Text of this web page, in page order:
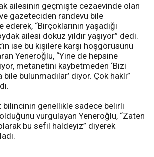
ailesinin geçmişte cezaevinde olan
gazeteciden randevu bile
ederek, “Birçoklarının yaşadığı
ailesi dokuz yıldır yaşıyor” dedi.
ise bu kişilere karşı hoşgörüsünü
Yeneroğlu, “Yine de hepsine
metanetini kaybetmeden ‘Bizi
bulunmadılar’ diyor. Çok haklı”
bilincinin genellikle sadece belirli
olduğunu vurgulayan Yeneroğlu, “Zaten
bu sefil haldeyiz” diyerek